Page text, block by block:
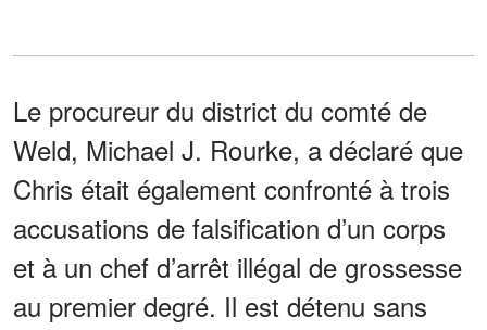
Le procureur du district du comté de
Weld, Michael J. Rourke, a déclaré que
Chris était également confronté à trois
accusations de falsification d’un corps
et à un chef d’arrêt illégal de grossesse
au premier degré. Il est détenu sans